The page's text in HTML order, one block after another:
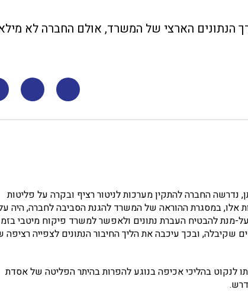
הנתונים הארצי של המשרד, אולם החברה לא
נדרשה החברה להתקין מערכות לניטור רציף ובקרה על פליטות
אלו, במסגרת ההוראה של המשרד להגנת הסביבה לחברה, היה
מנת להבטיח העברת נתונים ולאפשר למשרד פיקוח מיטבי
ובכך עיכבה את הליך החיבור הנתונים לצפייה רציפה
לנקוט בהליכי אכיפה בנוגע להפרות בהיתר הפליטה של אסדת